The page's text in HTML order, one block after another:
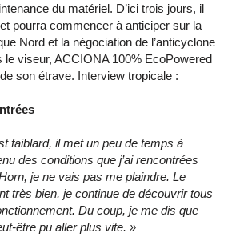
du matériel. D’ici trois jours, il
pourra commencer à anticiper sur la
Nord et la négociation de l’anticyclone
le viseur, ACCIONA 100% EcoPowered
son étrave. Interview tropicale :
faiblard, il met un peu de temps à
des conditions que j’ai rencontrées
je ne vais pas me plaindre. Le
très bien, je continue de découvrir tous
Du coup, je me dis que
être pu aller plus vite. »